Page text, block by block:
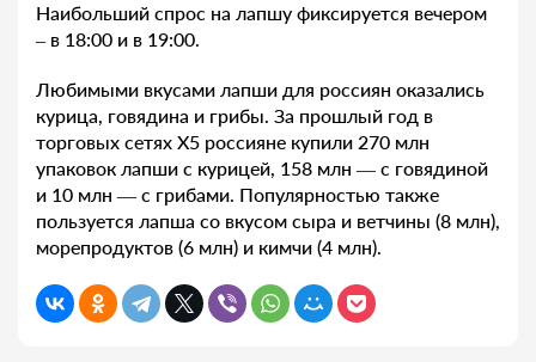
Наибольший спрос на лапшу фиксируется вечером
– в 18:00 и в 19:00.
Любимыми вкусами лапши для россиян оказались
курица, говядина и грибы. За прошлый год в
торговых сетях X5 россияне купили 270 млн
упаковок лапши с курицей, 158 млн — с говядиной
и 10 млн — с грибами. Популярностью также
пользуется лапша со вкусом сыра и ветчины (8 млн),
морепродуктов (6 млн) и кимчи (4 млн).